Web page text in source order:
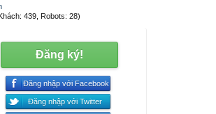
439, Robots: 28)
Đăng ký!
Đăng nhập với Facebook
Đăng nhập với Twitter